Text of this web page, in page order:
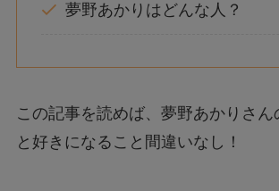
夢野あかりはどんな人？
この記事を読めば、夢野あかりさん
と好きになること間違いなし！